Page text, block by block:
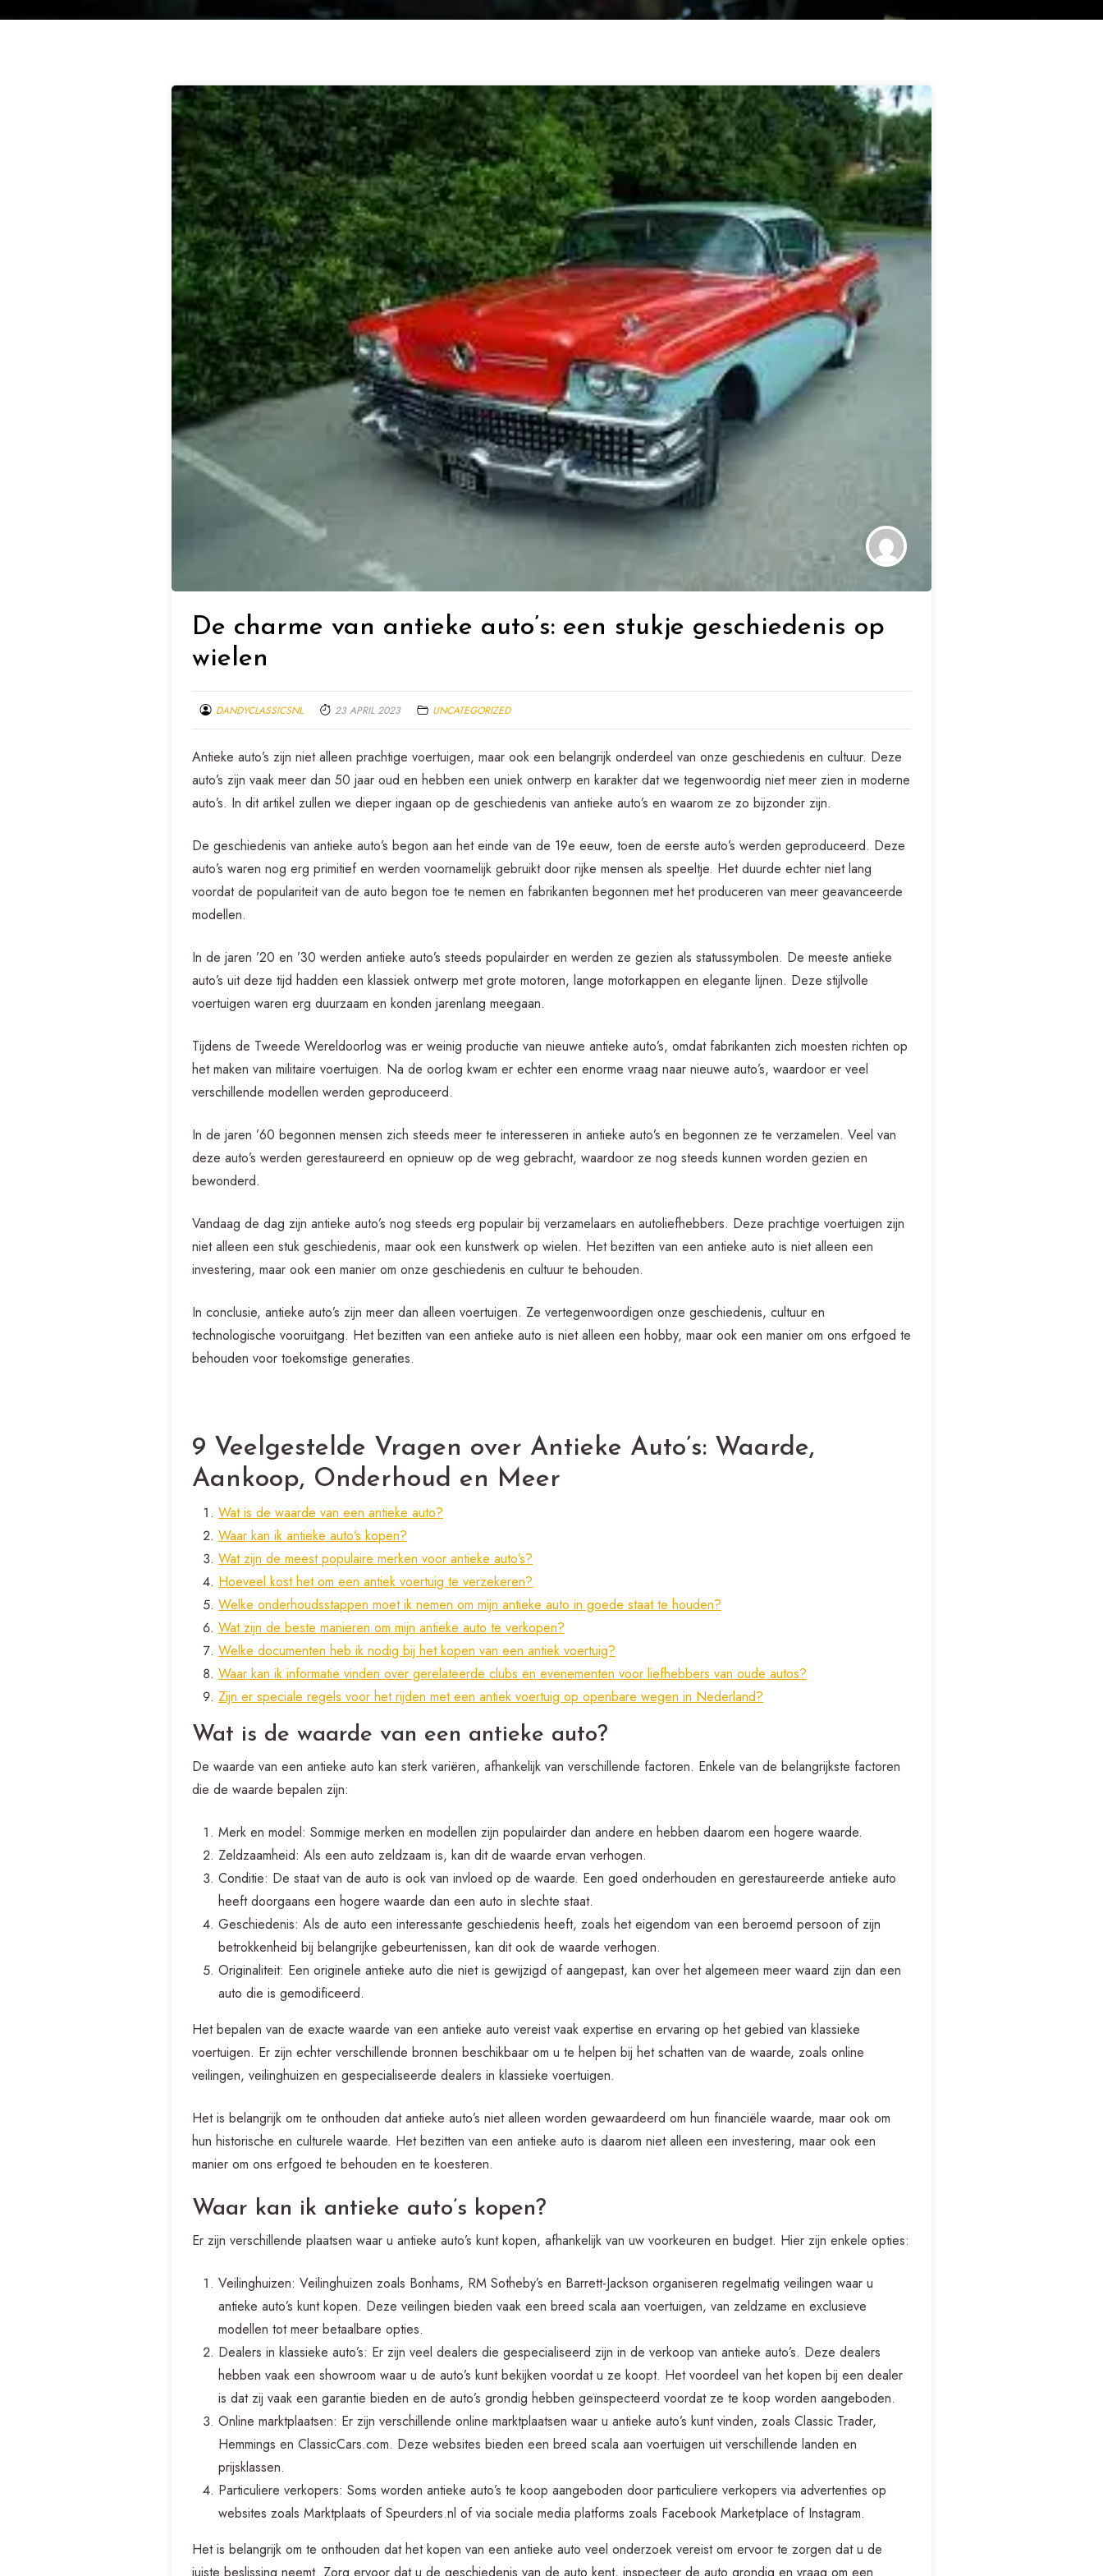
De charme van antieke auto’s: een stukje geschiedenis op
wielen
DANDYCLASSICSNL 23 APRIL 2023 UNCATEGORIZED
Antieke auto’s zijn niet alleen prachtige voertuigen, maar ook een belangrijk onderdeel van onze geschiedenis en cultuur. Deze
auto’s zijn vaak meer dan 50 jaar oud en hebben een uniek ontwerp en karakter dat we tegenwoordig niet meer zien in moderne
auto’s. In dit artikel zullen we dieper ingaan op de geschiedenis van antieke auto’s en waarom ze zo bijzonder zijn.
De geschiedenis van antieke auto’s begon aan het einde van de 19e eeuw, toen de eerste auto’s werden geproduceerd. Deze
auto’s waren nog erg primitief en werden voornamelijk gebruikt door rijke mensen als speeltje. Het duurde echter niet lang
voordat de populariteit van de auto begon toe te nemen en fabrikanten begonnen met het produceren van meer geavanceerde
modellen.
In de jaren ’20 en ’30 werden antieke auto’s steeds populairder en werden ze gezien als statussymbolen. De meeste antieke
auto’s uit deze tijd hadden een klassiek ontwerp met grote motoren, lange motorkappen en elegante lijnen. Deze stijlvolle
voertuigen waren erg duurzaam en konden jarenlang meegaan.
Tijdens de Tweede Wereldoorlog was er weinig productie van nieuwe antieke auto’s, omdat fabrikanten zich moesten richten op
het maken van militaire voertuigen. Na de oorlog kwam er echter een enorme vraag naar nieuwe auto’s, waardoor er veel
verschillende modellen werden geproduceerd.
In de jaren ’60 begonnen mensen zich steeds meer te interesseren in antieke auto’s en begonnen ze te verzamelen. Veel van
deze auto’s werden gerestaureerd en opnieuw op de weg gebracht, waardoor ze nog steeds kunnen worden gezien en
bewonderd.
Vandaag de dag zijn antieke auto’s nog steeds erg populair bij verzamelaars en autoliefhebbers. Deze prachtige voertuigen zijn
niet alleen een stuk geschiedenis, maar ook een kunstwerk op wielen. Het bezitten van een antieke auto is niet alleen een
investering, maar ook een manier om onze geschiedenis en cultuur te behouden.
In conclusie, antieke auto’s zijn meer dan alleen voertuigen. Ze vertegenwoordigen onze geschiedenis, cultuur en
technologische vooruitgang. Het bezitten van een antieke auto is niet alleen een hobby, maar ook een manier om ons erfgoed te
behouden voor toekomstige generaties.
9 Veelgestelde Vragen over Antieke Auto’s: Waarde,
Aankoop, Onderhoud en Meer
Wat is de waarde van een antieke auto?
Waar kan ik antieke auto’s kopen?
Wat zijn de meest populaire merken voor antieke auto’s?
Hoeveel kost het om een antiek voertuig te verzekeren?
Welke onderhoudsstappen moet ik nemen om mijn antieke auto in goede staat te houden?
Wat zijn de beste manieren om mijn antieke auto te verkopen?
Welke documenten heb ik nodig bij het kopen van een antiek voertuig?
Waar kan ik informatie vinden over gerelateerde clubs en evenementen voor liefhebbers van oude autos?
Zijn er speciale regels voor het rijden met een antiek voertuig op openbare wegen in Nederland?
Wat is de waarde van een antieke auto?
De waarde van een antieke auto kan sterk variëren, afhankelijk van verschillende factoren. Enkele van de belangrijkste factoren
die de waarde bepalen zijn:
Merk en model: Sommige merken en modellen zijn populairder dan andere en hebben daarom een hogere waarde.
Zeldzaamheid: Als een auto zeldzaam is, kan dit de waarde ervan verhogen.
Conditie: De staat van de auto is ook van invloed op de waarde. Een goed onderhouden en gerestaureerde antieke auto
heeft doorgaans een hogere waarde dan een auto in slechte staat.
Geschiedenis: Als de auto een interessante geschiedenis heeft, zoals het eigendom van een beroemd persoon of zijn
betrokkenheid bij belangrijke gebeurtenissen, kan dit ook de waarde verhogen.
Originaliteit: Een originele antieke auto die niet is gewijzigd of aangepast, kan over het algemeen meer waard zijn dan een
auto die is gemodificeerd.
Het bepalen van de exacte waarde van een antieke auto vereist vaak expertise en ervaring op het gebied van klassieke
voertuigen. Er zijn echter verschillende bronnen beschikbaar om u te helpen bij het schatten van de waarde, zoals online
veilingen, veilinghuizen en gespecialiseerde dealers in klassieke voertuigen.
Het is belangrijk om te onthouden dat antieke auto’s niet alleen worden gewaardeerd om hun financiële waarde, maar ook om
hun historische en culturele waarde. Het bezitten van een antieke auto is daarom niet alleen een investering, maar ook een
manier om ons erfgoed te behouden en te koesteren.
Waar kan ik antieke auto’s kopen?
Er zijn verschillende plaatsen waar u antieke auto’s kunt kopen, afhankelijk van uw voorkeuren en budget. Hier zijn enkele opties:
Veilinghuizen: Veilinghuizen zoals Bonhams, RM Sotheby’s en Barrett-Jackson organiseren regelmatig veilingen waar u
antieke auto’s kunt kopen. Deze veilingen bieden vaak een breed scala aan voertuigen, van zeldzame en exclusieve
modellen tot meer betaalbare opties.
Dealers in klassieke auto’s: Er zijn veel dealers die gespecialiseerd zijn in de verkoop van antieke auto’s. Deze dealers
hebben vaak een showroom waar u de auto’s kunt bekijken voordat u ze koopt. Het voordeel van het kopen bij een dealer
is dat zij vaak een garantie bieden en de auto’s grondig hebben geïnspecteerd voordat ze te koop worden aangeboden.
Online marktplaatsen: Er zijn verschillende online marktplaatsen waar u antieke auto’s kunt vinden, zoals Classic Trader,
Hemmings en ClassicCars.com. Deze websites bieden een breed scala aan voertuigen uit verschillende landen en
prijsklassen.
Particuliere verkopers: Soms worden antieke auto’s te koop aangeboden door particuliere verkopers via advertenties op
websites zoals Marktplaats of Speurders.nl of via sociale media platforms zoals Facebook Marketplace of Instagram.
Het is belangrijk om te onthouden dat het kopen van een antieke auto veel onderzoek vereist om ervoor te zorgen dat u de